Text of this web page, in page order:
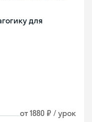
для
от 1880 ₽ / урок